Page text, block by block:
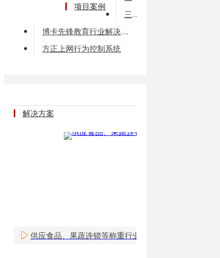
项目案例
三大批发市场信息管理系统V1.0
博卡先锋教育行业解决方案概述
方正上网行为控制系统
解决方案
供应食品、果蔬连锁等称重行业专卖店信息化解决方案